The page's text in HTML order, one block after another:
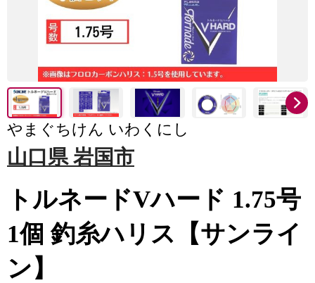
やまぐちけん いわくにし
山口県 岩国市
トルネードVハード 1.75号
1個 釣糸ハリス【サンライ
ン】